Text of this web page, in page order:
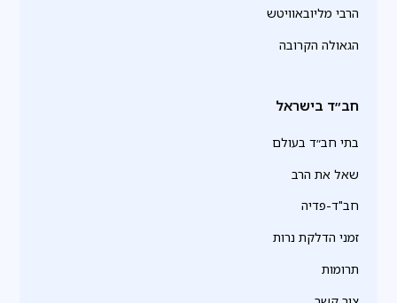
הרבי מליובאוויטש
הגאולה הקרובה
חב״ד בישראל
בתי חב״ד בעולם
שאל את הרב
חב"ד-פדיה
זמני הדלקת נרות
תרומות